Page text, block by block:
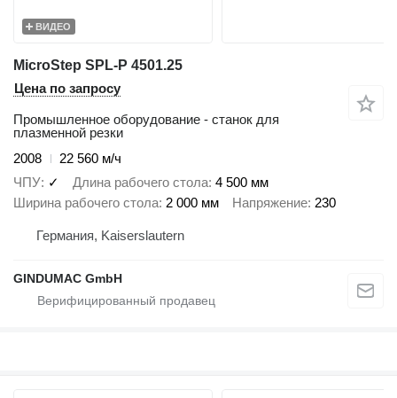
ВИДЕО
MicroStep SPL-P 4501.25
Цена по запросу
Промышленное оборудование - станок для
плазменной резки
2008
22 560 м/ч
ЧПУ ✓ Длина рабочего стола 4 500 мм
Ширина рабочего стола 2 000 мм Напряжение 230
Германия, Kaiserslautern
GINDUMAC GmbH